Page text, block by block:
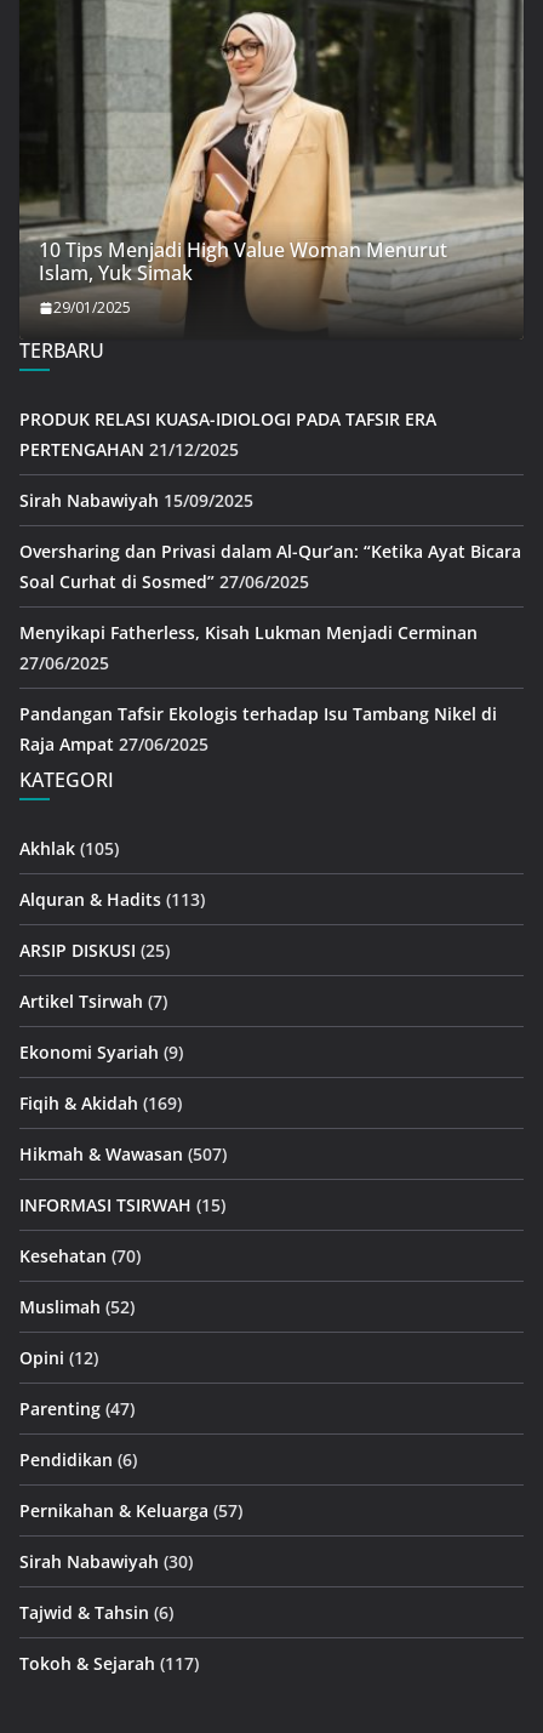
10 Tips Menjadi High Value Woman Menurut
Islam, Yuk Simak
29/01/2025
TERBARU
PRODUK RELASI KUASA-IDIOLOGI PADA TAFSIR ERA
PERTENGAHAN 21/12/2025
Sirah Nabawiyah 15/09/2025
Oversharing dan Privasi dalam Al-Qur’an: “Ketika Ayat Bicara
Soal Curhat di Sosmed” 27/06/2025
Menyikapi Fatherless, Kisah Lukman Menjadi Cerminan
27/06/2025
Pandangan Tafsir Ekologis terhadap Isu Tambang Nikel di
Raja Ampat 27/06/2025
KATEGORI
Akhlak (105)
Alquran & Hadits (113)
ARSIP DISKUSI (25)
Artikel Tsirwah (7)
Ekonomi Syariah (9)
Fiqih & Akidah (169)
Hikmah & Wawasan (507)
INFORMASI TSIRWAH (15)
Kesehatan (70)
Muslimah (52)
Opini (12)
Parenting (47)
Pendidikan (6)
Pernikahan & Keluarga (57)
Sirah Nabawiyah (30)
Tajwid & Tahsin (6)
Tokoh & Sejarah (117)